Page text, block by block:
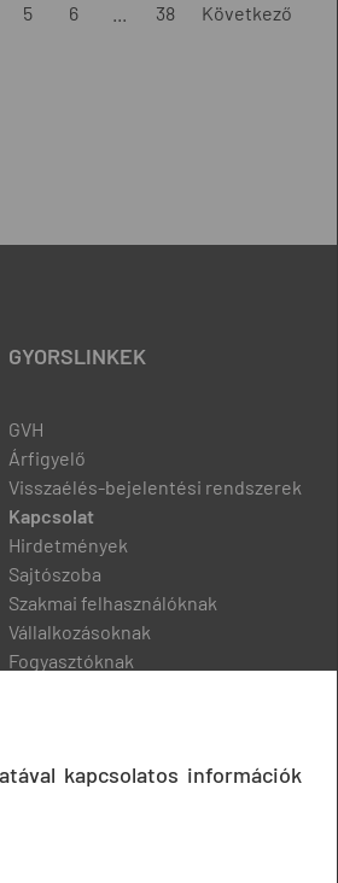
5 6 38 Következő
GYORSLINKEK
GVH
Árfigyelő
Visszaélés-bejelentési rendszerek
Kapcsolat
Hirdetmények
Sajtószoba
Szakmai felhasználóknak
Vállalkozásoknak
Fogyasztóknak
kapcsolatos információk